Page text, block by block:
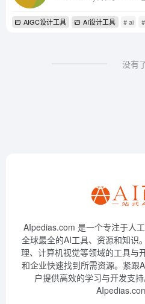
AIGC设计工具 AI设计工具 # ai
没有
AIpedias.com 是一个专注于人
全球最全的AI工具、资源和知识
理、计算机视觉等领域的工具与
和企业快速找到所需资源。紧跟
户提供高效的学习与开发支